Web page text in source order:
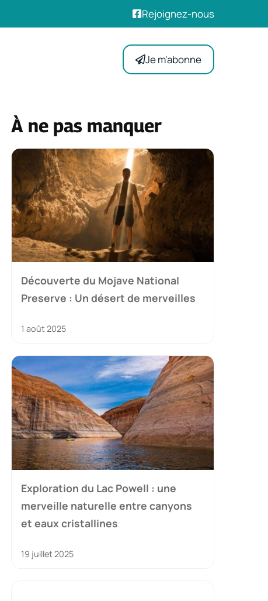
Rejoignez-nous
Je m'abonne
À ne pas manquer
Découverte du Mojave National
Preserve : Un désert de merveilles
1 août 2025
Exploration du Lac Powell : une
merveille naturelle entre canyons
et eaux cristallines
19 juillet 2025